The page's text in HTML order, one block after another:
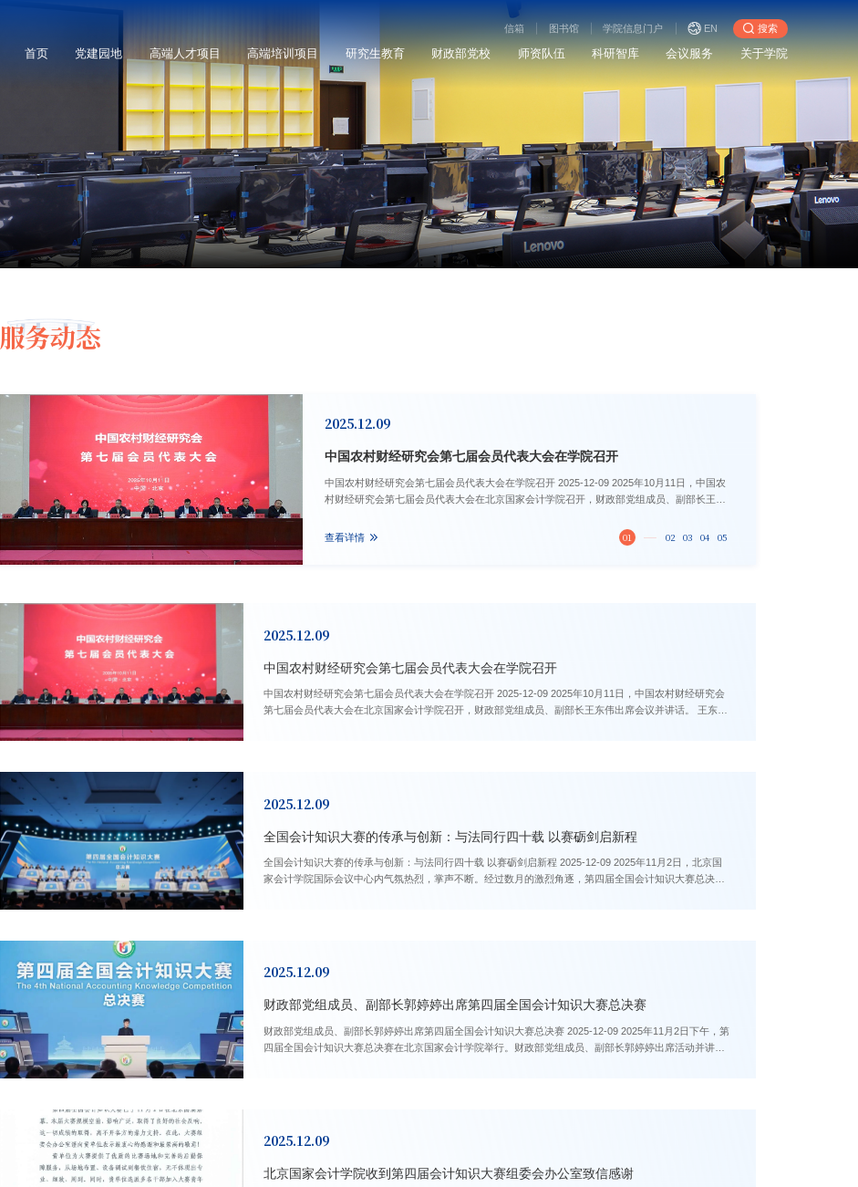
信箱 图书馆 学院信息门户 EN 搜索
首页 党建园地 高端人才项目 高端培训项目 研究生教育 财政部党校 师资队伍 科研智库 会议服务 关于学院
服务动态
01 02 03 04 05
2025.12.09
中国农村财经研究会第七届会员代表大会在学院召开
中国农村财经研究会第七届会员代表大会在学院召开 2025-12-09 2025年10月11日，中国农村财经研究会
第七届会员代表大会在北京国家会计学院召开，财政部党组成员、副部长王东伟出席会议并讲话。 王东伟
2025.12.09
全国会计知识大赛的传承与创新：与法同行四十载 以赛砺剑启新程
全国会计知识大赛的传承与创新：与法同行四十载 以赛砺剑启新程 2025-12-09 2025年11月2日，北京国
家会计学院国际会议中心内气氛热烈，掌声不断。经过数月的激烈角逐，第四届全国会计知识大赛总决赛
2025.12.09
财政部党组成员、副部长郭婷婷出席第四届全国会计知识大赛总决赛
财政部党组成员、副部长郭婷婷出席第四届全国会计知识大赛总决赛 2025-12-09 2025年11月2日下午，第
四届全国会计知识大赛总决赛在北京国家会计学院举行。财政部党组成员、副部长郭婷婷出席活动并讲
2025.12.09
北京国家会计学院收到第四届会计知识大赛组委会办公室致信感谢